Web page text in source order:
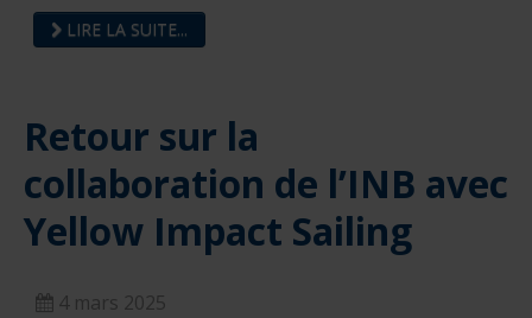
LIRE LA SUITE...
Retour sur la
collaboration de l’INB avec
Yellow Impact Sailing
4 mars 2025